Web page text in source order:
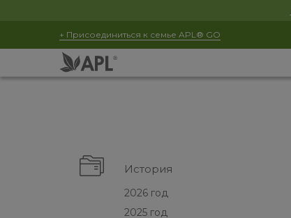
+ Присоединиться к семье APL® GO
История
2026 год
2025 год